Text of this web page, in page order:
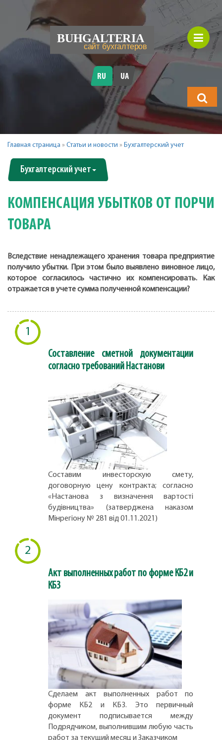
будете
искать?
RU UA
Главная страница » Статьи и новости » Бухгалтерский учет
Бухгалтерский учет
КОМПЕНСАЦИЯ УБЫТКОВ ОТ ПОРЧИ
ТОВАРА
Вследствие ненадлежащего хранения товара предприятие
получило убытки. При этом было выявлено виновное лицо,
которое согласилось частично их компенсировать. Как
отражается в учете сумма полученной компенсации?
1
Составление сметной документации
согласно требований Настанови
Составим инвесторскую смету,
договорную цену контракта; согласно
«Настанова з визначення вартості
будівництва» (затверджена наказом
Мінрегіону № 281 від 01.11.2021)
2
Акт выполненных работ по форме КБ2 и
КБ3
Сделаем акт выполненных работ по
форме КБ2 и КБ3. Это первичный
документ подписывается между
Подрядчиком, выполнившим любую часть
работ за текущий месяц и Заказчиком